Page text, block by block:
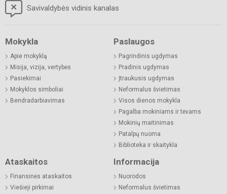
Savivaldybės vidinis kanalas
Mokykla
Apie mokyklą
Misija, vizija, vertybės
Pasiekimai
Mokyklos simboliai
Bendradarbiavimas
Paslaugos
Pagrindinis ugdymas
Pradinis ugdymas
Įtraukusis ugdymas
Neformalus švietimas
Visos dienos mokykla
Pagalba mokiniams ir tėvams
Mokinių maitinimas
Patalpų nuoma
Biblioteka ir skaitykla
Ataskaitos
Finansinės ataskaitos
Viešieji pirkimai
Informacija
Nuorodos
Neformalus švietimas